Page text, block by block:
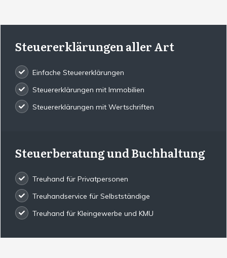
Steuererklärungen aller Art
Einfache Steuererklärungen
Steuererklärungen mit Immobilien
Steuererklärungen mit Wertschriften
Steuerberatung und Buchhaltung
Treuhand für Privatpersonen
Treuhandservice für Selbstständige
Treuhand für Kleingewerbe und KMU